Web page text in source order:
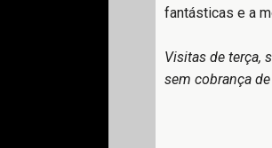
fantásticas e a
Visitas de terça,
sem cobrança